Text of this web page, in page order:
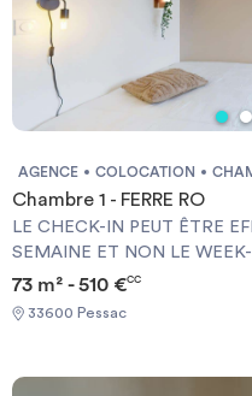
AGENCE COLOCATION
Chambre 1 - FERRE RO
LE CHECK-IN PEUT ÊTRE
SEMAINE ET NON LE WEEK-END +++Vous devez
Garantie Visale
[ENG] CHECK-IN CAN ONLY BE DONE ON WEEKDAYS AND
73 m² - 510 €CC
33600 Pessac